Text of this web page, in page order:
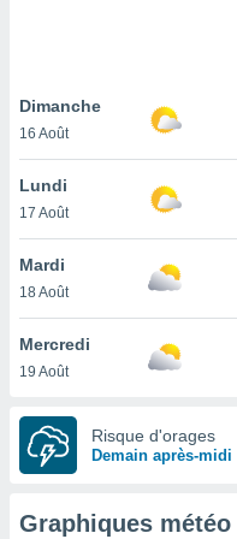
pas
de
à
cas,
que
sur le
et que
Dimanche
16 Août
Lundi
17 Août
Mardi
18 Août
Mercredi
19 Août
Risque d'orages
Demain après-midi
Graphiques météo